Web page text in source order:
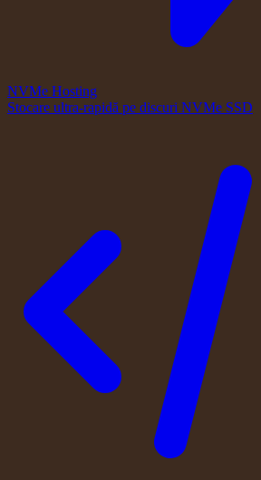
NVMe Hosting
Stocare ultra-rapidă pe discuri NVMe SSD